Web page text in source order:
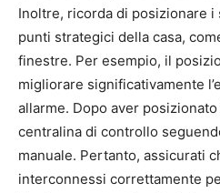
Inoltre, ricorda di posizionare
punti strategici della casa,
finestre. Per esempio, il
migliorare significativamente
allarme. Dopo aver
centralina di controllo
manuale. Pertanto, assicurati
interconnessi correttamente